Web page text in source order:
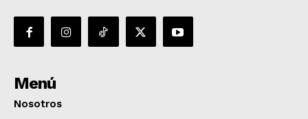
Menú
Nosotros